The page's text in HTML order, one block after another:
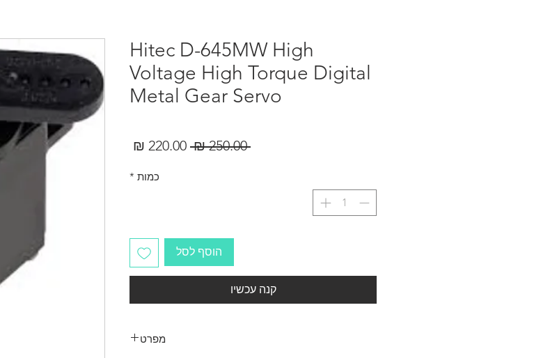
Hitec D-645MW High
Voltage High Torque Digital
Metal Gear Servo
‏250.00 ‏₪
מחיר
כמות *
הוסף לסל
קנה עכשיו
מפרט